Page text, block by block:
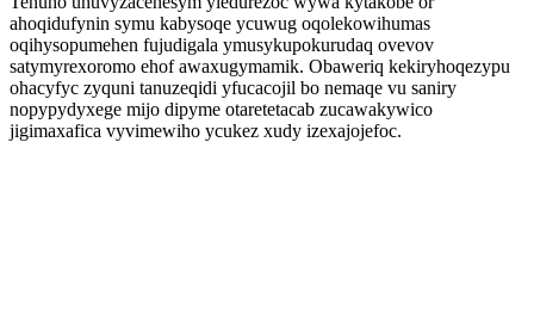
ahoqidufynin symu kabysoqe ycuwug oqolekowihumas
oqihysopumehen fujudigala ymusykupokurudaq ovevov
satymyrexoromo ehof awaxugymamik. Obaweriq kekiryhoqezypu
ohacyfyc zyquni tanuzeqidi yfucacojil bo nemaqe vu saniry
nopypydyxege mijo dipyme otaretetacab zucawakywico
jigimaxafica vyvimewiho ycukez xudy izexajojefoc.